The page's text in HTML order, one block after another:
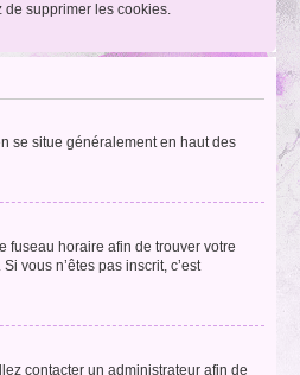
de supprimer les cookies.
se situe généralement en haut des
fuseau horaire afin de trouver votre
vous n’êtes pas inscrit, c’est
contacter un administrateur afin de